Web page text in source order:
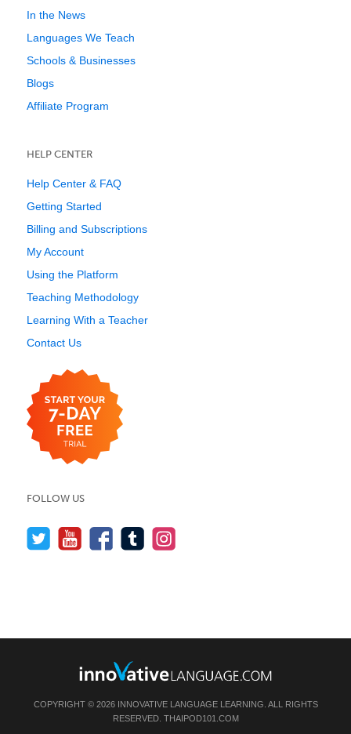
In the News
Languages We Teach
Schools & Businesses
Blogs
Affiliate Program
HELP CENTER
Help Center & FAQ
Getting Started
Billing and Subscriptions
My Account
Using the Platform
Teaching Methodology
Learning With a Teacher
Contact Us
FOLLOW US
COPYRIGHT © 2026 INNOVATIVE LANGUAGE LEARNING. ALL RIGHTS
RESERVED. THAIPOD101.COM